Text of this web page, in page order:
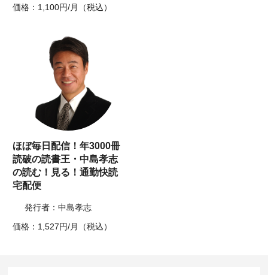
価格：1,100円/月（税込）
ほぼ毎日配信！年3000冊
読破の読書王・中島孝志
の読む！見る！通勤快読
宅配便
発行者：中島孝志
価格：1,527円/月（税込）